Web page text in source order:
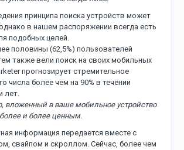
принципа поиска устройств может
в нашем распоряжении всегда есть
подобных целей.
половины (62,5%) пользователей
также вели поиск на своих мобильных
прогнозирует стремительное
числа более чем на 90% в течении
лет.
вложенный в ваше мобильное устройство
более и более ценным.
информация передается вместе с
свайпом и скроллом. Сейчас, более чем